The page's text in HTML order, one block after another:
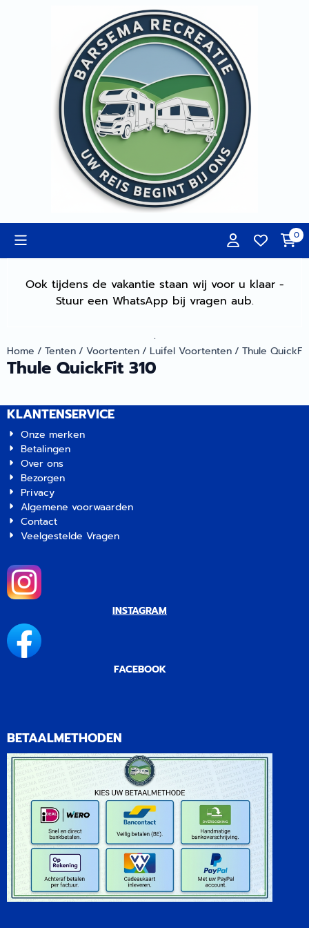
Cookievoorkeuren zijn momenteel gesloten.
0
Ook tijdens de vakantie staan wij voor u klaar -
Stuur een WhatsApp bij vragen aub.
.
Home / Tenten/ Voortenten/ Luifel Voortenten/ Thule
Thule QuickFit 310
KLANTENSERVICE
Onze merken
Betalingen
Over ons
Bezorgen
Privacy
Algemene voorwaarden
Contact
Veelgestelde Vragen
INSTAGRAM
FACEBOOK
BETAALMETHODEN